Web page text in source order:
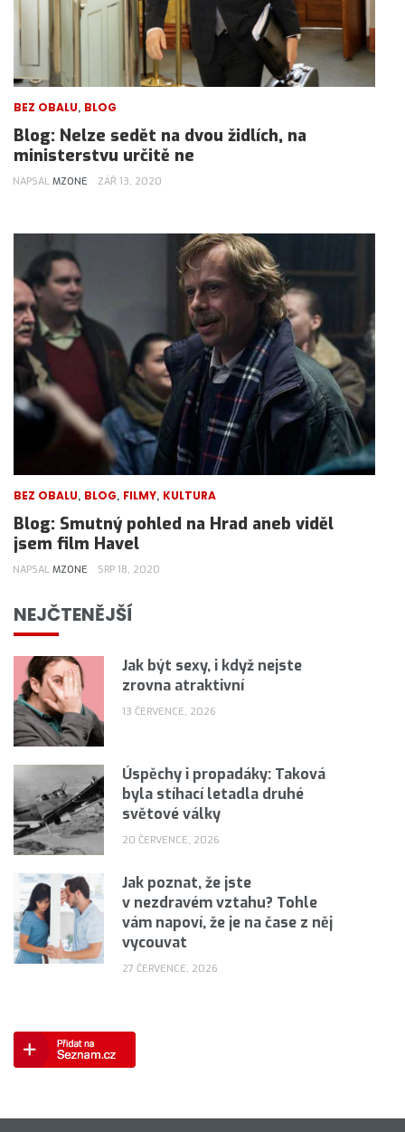
BEZ OBALU, BLOG
Blog: Nelze sedět na dvou židlích, na
ministerstvu určitě ne
NAPSAL MZONE ZÁŘ 13, 2020
BEZ OBALU, BLOG, FILMY, KULTURA
Blog: Smutný pohled na Hrad aneb viděl
jsem film Havel
NAPSAL MZONE SRP 18, 2020
NEJČTENĚJŠÍ
Jak být sexy, i když nejste
zrovna atraktivní
13 ČERVENCE, 2026
Úspěchy i propadáky: Taková
byla stíhací letadla druhé
světové války
20 ČERVENCE, 2026
Jak poznat, že jste
v nezdravém vztahu? Tohle
vám napoví, že je na čase z něj
vycouvat
27 ČERVENCE, 2026